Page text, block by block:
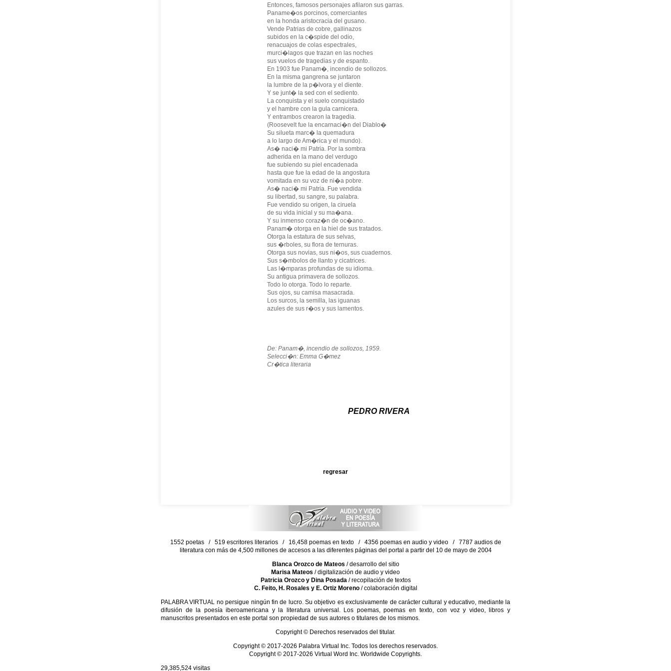
Entonces, famosos personajes afilaron sus garras.
Paname�os porcinos, comerciantes
en la honda aristocracia del gusano.
Vende Patrias de cobre, gallinazos
subidos en la c�spide del odio,
renacuajos de colas espectrales,
murci�lagos que trazan en las noches
sus vuelos de tragedias y de espanto.
En 1903 fue Panam�, incendio de sollozos.
En la misma gangrena se juntaron
la lumbre de la p�lvora y el diente.
Y se junt� la sed con el sediento.
La conquista y el suelo conquistado
y el hambre con la gula carnicera.
Y entrambos crearon la tragedia.
(Roosevelt fue la encarnaci�n del Diablo�
Su silueta marc� la quemadura
a lo largo de Am�rica y el mundo).
As� naci� mi Patria. Por la sombra
adherida en la mano del verdugo
fue subiendo su piel encadenada
hasta que fue la edad de la angostura
vomitada en su voz de ni�a pobre.
As� naci� mi Patria. Fue vendida
su libertad, su sangre, su palabra.
Fue vendido su origen, la ciruela
de su vida inicial y su ma�ana.
Y su inmenso coraz�n de oc�ano.
Panam� otorga en la hiel de sus tratados.
Otorga la estatura de sus selvas,
sus �rboles, su flora de ternuras.
Otorga sus novias, sus ni�os, sus cuadernos.
Sus s�mbolos de llanto y cicatrices.
Las l�mparas profundas de su idioma.
Su antigua primavera de sollozos.
Todo lo otorga. Todo lo reparte.
Sus ojos, su camisa masacrada.
Los surcos, la semilla, las iguanas
azules de sus r�os y sus lamentos.
De: Panam�, incendio de sollozos, 1959.
Selecci�n: Emma G�mez
Cr�tica literaria
PEDRO RIVERA
regresar
1552 poetas / 519 escritores literarios / 16,458 poemas en texto / 4356 poemas en audio y video / 7787 audios de
literatura con más de 4,500 millones de accesos a las diferentes páginas del portal a partir del 10 de mayo de 2004
Blanca Orozco de Mateos / desarrollo del sitio
Marisa Mateos / digitalización de audio y video
Patricia Orozco y Dina Posada/ recopilación de textos
C. Feito, H. Rosales y E. Ortiz Moreno/ colaboración digital
PALABRA VIRTUAL no persigue ningún fin de lucro. Su objetivo es exclusivamente de carácter cultural y educativo, mediante la
difusión de la poesía iberoamericana y la literatura universal. Los poemas, poemas en texto, con voz y video, libros y
manuscritos presentados en este portal son propiedad de sus autores o titulares de los mismos.
Copyright © Derechos reservados del titular.
Copyright © 2017-2026 Palabra Virtual Inc. Todos los derechos reservados.
Copyright © 2017-2026 Virtual Word Inc. Worldwide Copyrights.
29,385,524 visitas